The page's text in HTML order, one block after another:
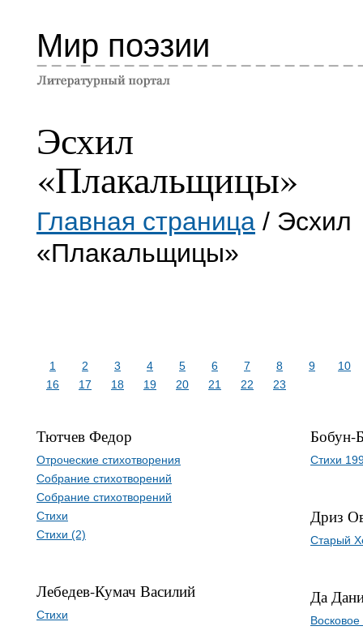
Мир поэзии
Эсхил
«Плакальщицы»
Главная страница / Эсхил
«Плакальщицы»
1 2 3 4 5 6 7 8 9
10
16
17 18 19 20 21 22 23
Тютчев Федор
Отроческие стихотворения
Собрание стихотворений
Собрание стихотворений
Стихи
Стихи (2)
Лебедев-Кумач Василий
Стихи
Бобун-
Стихи
Дриз
Старый
Да